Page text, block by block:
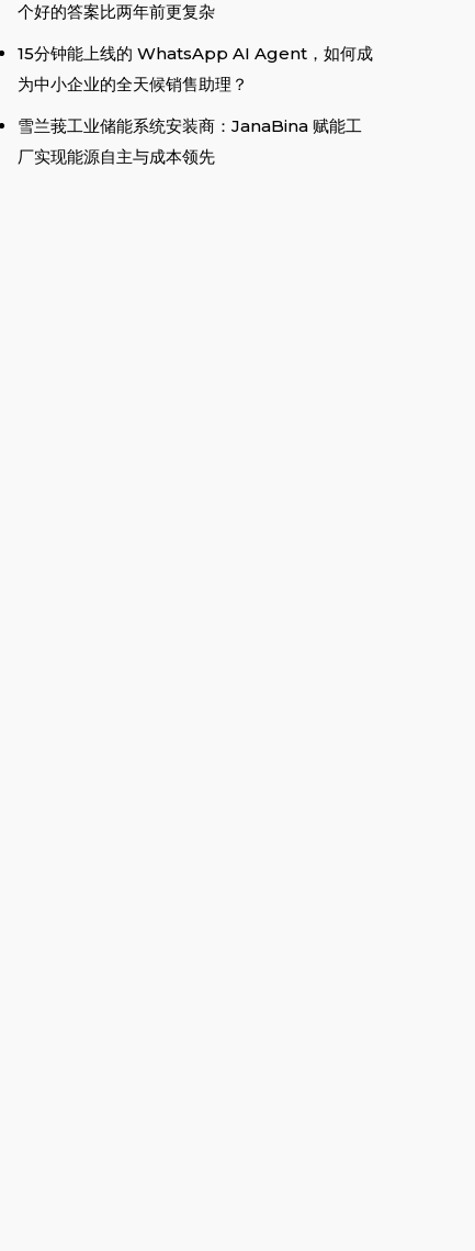
个好的答案比两年前更复杂
15分钟能上线的 WhatsApp AI Agent，如何成
为中小企业的全天候销售助理？
雪兰莪工业储能系统安装商：JanaBina 赋能工
厂实现能源自主与成本领先